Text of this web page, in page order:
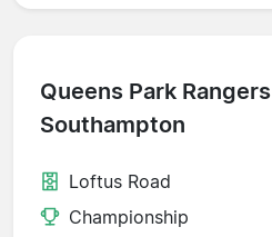
Queens Park Rangers
Southampton
Loftus Road
Championship